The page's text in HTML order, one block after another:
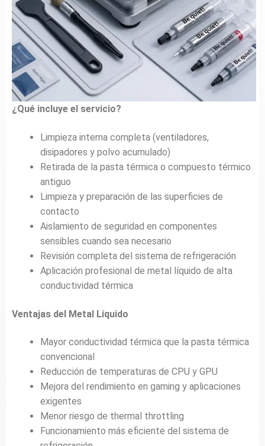
¿Qué incluye el servicio?
Limpieza interna completa (ventiladores,
disipadores y polvo acumulado)
Retirada de la pasta térmica o compuesto térmico
antiguo
Limpieza y preparación de las superficies de
contacto
Aislamiento de seguridad en componentes
sensibles cuando sea necesario
Revisión completa del sistema de refrigeración
Aplicación profesional de metal líquido de alta
conductividad térmica
Ventajas del Metal Líquido
Mayor conductividad térmica que la pasta térmica
convencional
Reducción de temperaturas de CPU y GPU
Mejora del rendimiento en gaming y aplicaciones
exigentes
Menor riesgo de thermal throttling
Funcionamiento más eficiente del sistema de